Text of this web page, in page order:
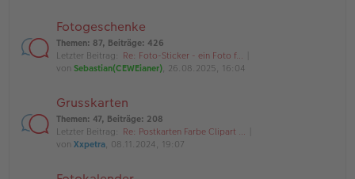
Fotogeschenke
Themen: 87, Beiträge: 426
Letzter Beitrag: Re: Foto-Sticker - ein Foto f…
von Sebastian(CEWEianer), 26.08.2025, 16:04
Grusskarten
Themen: 47, Beiträge: 208
Letzter Beitrag: Re: Postkarten Farbe Clipart …
von Xxpetra, 08.11.2024, 19:07